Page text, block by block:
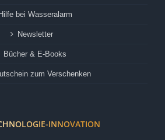
Hilfe bei Wasseralarm
Newsletter
Bücher & E-Books
zum Verschenken
INNOVATION